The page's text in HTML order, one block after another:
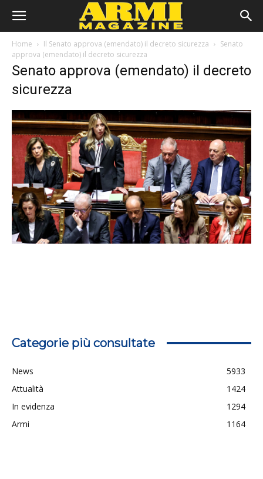
Home Il Senato approva (emendato) il decreto sicurezza
Senato
approva (emendato) il decreto sicurezza
Senato approva (emendato) il decreto
sicurezza
Categorie più consultate
News
5933
Attualità
1424
In evidenza
1294
Armi
1164